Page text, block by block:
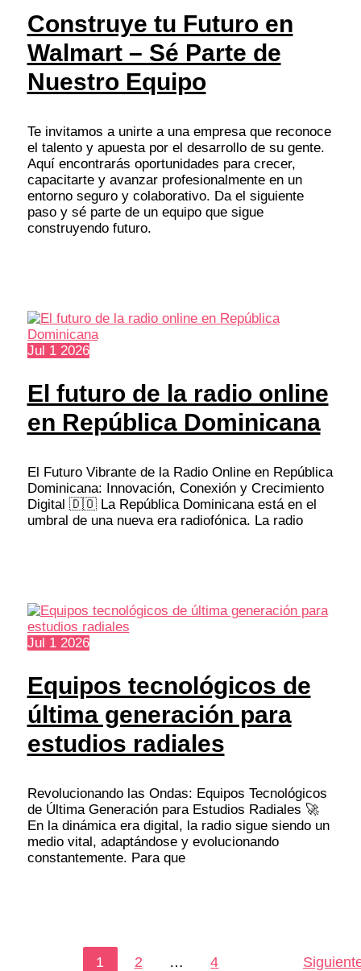
Construye tu Futuro en
Walmart – Sé Parte de
Nuestro Equipo
Te invitamos a unirte a una empresa que reconoce
el talento y apuesta por el desarrollo de su gente.
Aquí encontrarás oportunidades para crecer,
capacitarte y avanzar profesionalmente en un
entorno seguro y colaborativo. Da el siguiente
paso y sé parte de un equipo que sigue
construyendo futuro.
Jul 1 2026
El futuro de la radio online
en República Dominicana
El Futuro Vibrante de la Radio Online en República
Dominicana: Innovación, Conexión y Crecimiento
Digital 🇩🇴 La República Dominicana está en el
umbral de una nueva era radiofónica. La radio
Jul 1 2026
Equipos tecnológicos de
última generación para
estudios radiales
Revolucionando las Ondas: Equipos Tecnológicos
de Última Generación para Estudios Radiales 🚀
En la dinámica era digital, la radio sigue siendo un
medio vital, adaptándose y evolucionando
constantemente. Para que
1 2 … 4